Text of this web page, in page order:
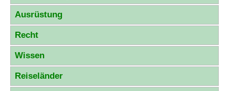
Ausrüstung
Recht
Wissen
Reiseländer